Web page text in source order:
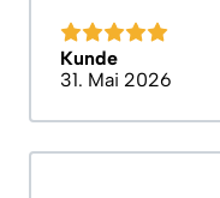
Kunde
31. Mai 2026